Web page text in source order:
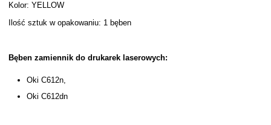
Kolor: YELLOW
Ilość sztuk w opakowaniu: 1 bęben
Bęben zamiennik do drukarek laserowych:
Oki C612n,
Oki C612dn